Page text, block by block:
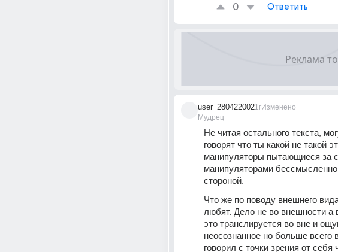
0 Ответить
user_280422002
Мудрец
1гИзменено
Не читая остального текста,
говорят что ты какой не такой
манипуляторы пытающиеся за
манипуляторами
стороной.
Что же по поводу внешнего
любят. Дело не во внешности а
это транслируется во вне и
неосознанное но больше всего
говорил с точки зрения от себя